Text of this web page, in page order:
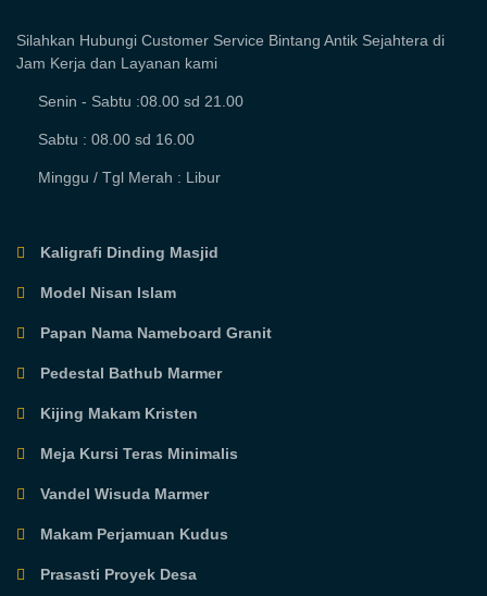
Silahkan Hubungi Customer Service Bintang Antik Sejahtera di
Jam Kerja dan Layanan kami
Senin - Sabtu :08.00 sd 21.00
Sabtu : 08.00 sd 16.00
Minggu / Tgl Merah : Libur
Kaligrafi Dinding Masjid
Model Nisan Islam
Papan Nama Nameboard Granit
Pedestal Bathub Marmer
Kijing Makam Kristen
Meja Kursi Teras Minimalis
Vandel Wisuda Marmer
Makam Perjamuan Kudus
Prasasti Proyek Desa